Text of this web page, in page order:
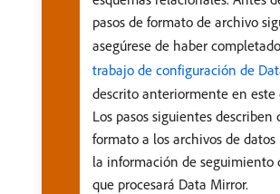
pasos de formato de archivo
asegúrese de haber
trabajo de configuración de
descrito anteriormente en este
Los pasos siguientes describen
formato a los archivos de
la información de seguimiento
que procesará Data Mirror.